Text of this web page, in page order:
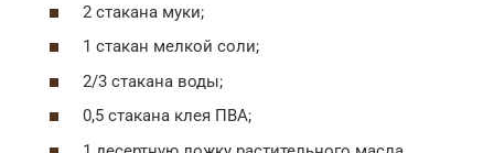
2 стакана муки;
1 стакан мелкой соли;
2/3 стакана воды;
0,5 стакана клея ПВА;